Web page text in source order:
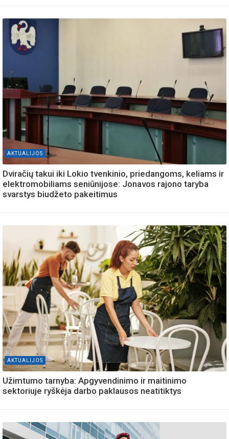
AKTUALIJOS
Dviračių takui iki Lokio tvenkinio, priedangoms, keliams ir
elektromobiliams seniūnijose: Jonavos rajono taryba
svarstys biudžeto pakeitimus
AKTUALIJOS
Užimtumo tarnyba: Apgyvendinimo ir maitinimo
sektoriuje ryškėja darbo paklausos neatitiktys